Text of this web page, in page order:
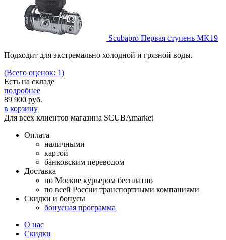
Scubapro Первая ступень MK19
Подходит для экстремально холодной и грязной воды.
(Всего оценок: 1)
Есть на складе
подробнее
89 900 руб.
в корзину
Для всех клиентов магазина SCUBAmarket
Оплата
наличными
картой
банковским переводом
Доставка
по Москве курьером бесплатно
по всей России транспортными компаниями
Скидки и бонусы
бонусная программа
О нас
Скидки